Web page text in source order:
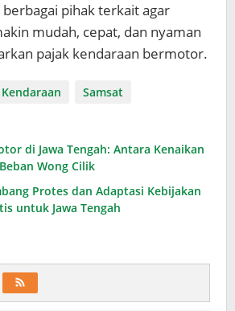
berbagai pihak terkait agar
mudah, cepat, dan nyaman
pajak kendaraan bermotor.
Samsat
di Jawa Tengah: Antara Kenaikan
Wong Cilik
Protes dan Adaptasi Kebijakan
untuk Jawa Tengah